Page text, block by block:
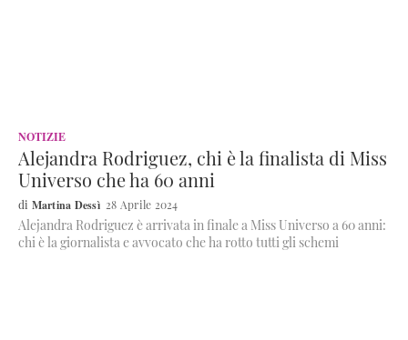
NOTIZIE
Alejandra Rodriguez, chi è la finalista di Miss
Universo che ha 60 anni
Martina Dessì 28 Aprile 2024
Alejandra Rodriguez è arrivata in finale a Miss Universo a 60 anni:
chi è la giornalista e avvocato che ha rotto tutti gli schemi